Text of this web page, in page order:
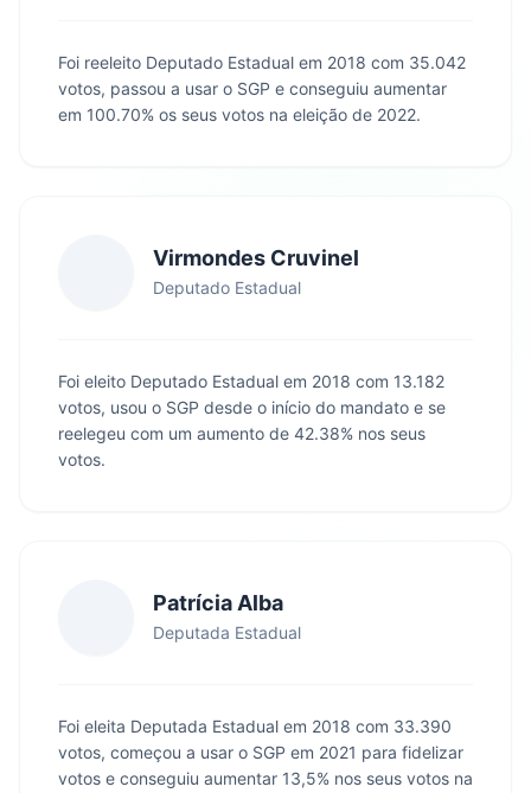
Foi reeleito Deputado Estadual em 2018 com 35.042
votos, passou a usar o SGP e conseguiu aumentar
em 100.70% os seus votos na eleição de 2022.
Virmondes Cruvinel
Deputado Estadual
Foi eleito Deputado Estadual em 2018 com 13.182
votos, usou o SGP desde o início do mandato e se
reelegeu com um aumento de 42.38% nos seus
votos.
Patrícia Alba
Deputada Estadual
Foi eleita Deputada Estadual em 2018 com 33.390
votos, começou a usar o SGP em 2021 para fidelizar
votos e conseguiu aumentar 13,5% nos seus votos na